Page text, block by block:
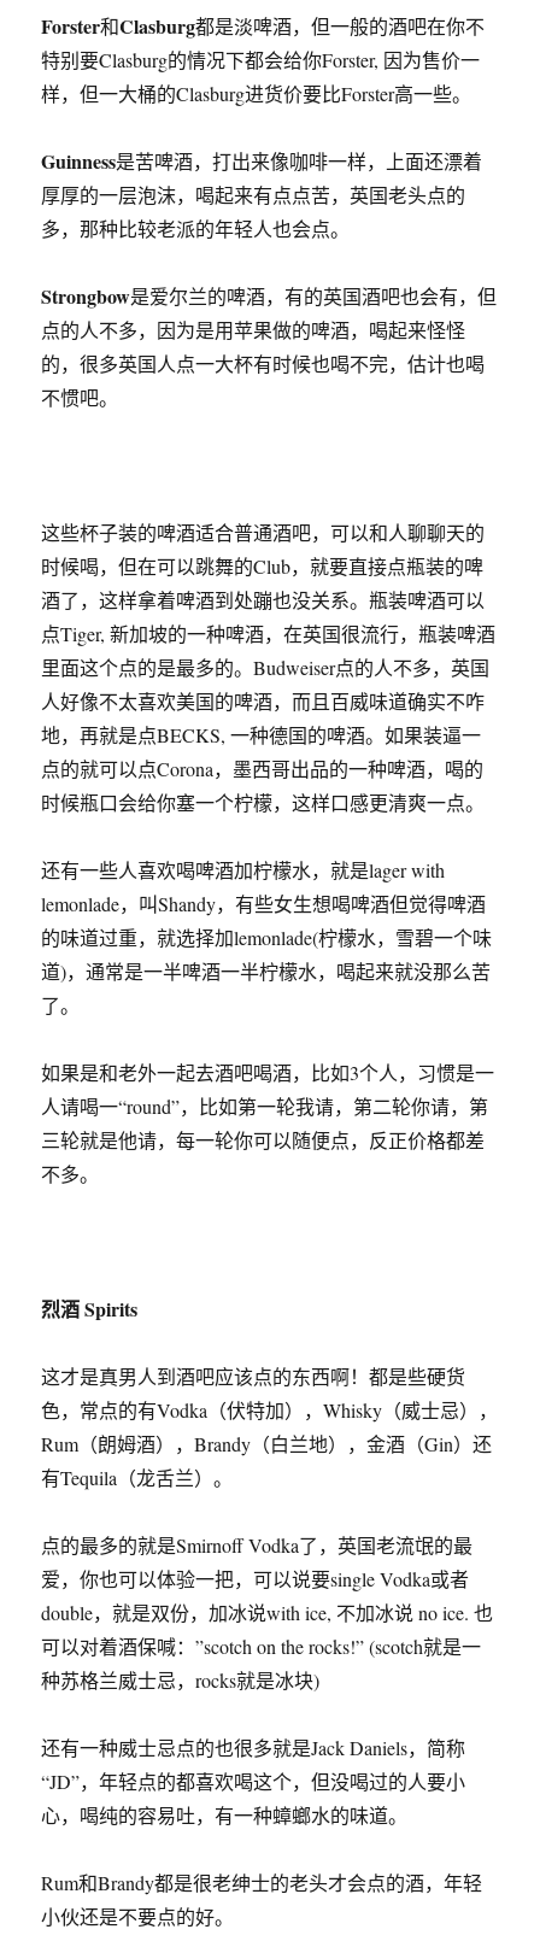
Forster和Clasburg都是淡啤酒，但一般的酒吧在你不
特别要Clasburg的情况下都会给你Forster, 因为售价一
样，但一大桶的Clasburg进货价要比Forster高一些。
Guinness是苦啤酒，打出来像咖啡一样，上面还漂着
厚厚的一层泡沫，喝起来有点点苦，英国老头点的
多，那种比较老派的年轻人也会点。
Strongbow是爱尔兰的啤酒，有的英国酒吧也会有，但
点的人不多，因为是用苹果做的啤酒，喝起来怪怪
的，很多英国人点一大杯有时候也喝不完，估计也喝
不惯吧。
这些杯子装的啤酒适合普通酒吧，可以和人聊聊天的
时候喝，但在可以跳舞的Club，就要直接点瓶装的啤
酒了，这样拿着啤酒到处蹦也没关系。瓶装啤酒可以
点Tiger, 新加坡的一种啤酒，在英国很流行，瓶装啤酒
里面这个点的是最多的。Budweiser点的人不多，英国
人好像不太喜欢美国的啤酒，而且百威味道确实不咋
地，再就是点BECKS, 一种德国的啤酒。如果装逼一
点的就可以点Corona，墨西哥出品的一种啤酒，喝的
时候瓶口会给你塞一个柠檬，这样口感更清爽一点。
还有一些人喜欢喝啤酒加柠檬水，就是lager with
lemonlade，叫Shandy，有些女生想喝啤酒但觉得啤酒
的味道过重，就选择加lemonlade(柠檬水，雪碧一个味
道)，通常是一半啤酒一半柠檬水，喝起来就没那么苦
了。
如果是和老外一起去酒吧喝酒，比如3个人，习惯是一
人请喝一“round”，比如第一轮我请，第二轮你请，第
三轮就是他请，每一轮你可以随便点，反正价格都差
不多。
烈酒 Spirits
这才是真男人到酒吧应该点的东西啊！都是些硬货
色，常点的有Vodka（伏特加），Whisky（威士忌），
Rum（朗姆酒），Brandy（白兰地），金酒（Gin）还
有Tequila（龙舌兰）。
点的最多的就是Smirnoff Vodka了，英国老流氓的最
爱，你也可以体验一把，可以说要single Vodka或者
double，就是双份，加冰说with ice, 不加冰说 no ice. 也
可以对着酒保喊：”scotch on the rocks!” (scotch就是一
种苏格兰威士忌，rocks就是冰块)
还有一种威士忌点的也很多就是Jack Daniels，简称
“JD”，年轻点的都喜欢喝这个，但没喝过的人要小
心，喝纯的容易吐，有一种蟑螂水的味道。
Rum和Brandy都是很老绅士的老头才会点的酒，年轻
小伙还是不要点的好。